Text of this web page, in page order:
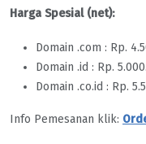
Harga Spesial (net):
Domain .com : Rp.
Domain .id : Rp.
Domain .co.id : Rp.
Info Pemesanan klik: